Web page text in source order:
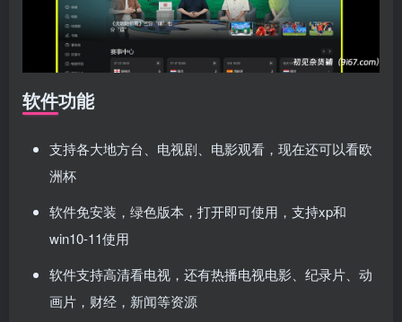
软件功能
支持各大地方台、电视剧、电影观看，现在还可以看欧
洲杯
软件免安装，绿色版本，打开即可使用，支持xp和
win10-11使用
软件支持高清看电视，还有热播电视电影、纪录片、动
画片，财经，新闻等资源